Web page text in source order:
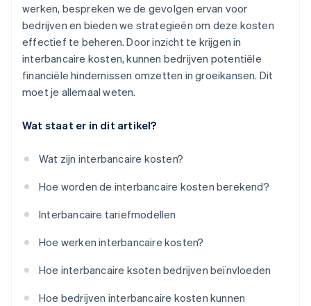
werken, bespreken we de gevolgen ervan voor
bedrijven en bieden we strategieën om deze kosten
effectief te beheren. Door inzicht te krijgen in
interbancaire kosten, kunnen bedrijven potentiële
financiële hindernissen omzetten in groeikansen. Dit
moet je allemaal weten.
Wat staat er in dit artikel?
Wat zijn interbancaire kosten?
Hoe worden de interbancaire kosten berekend?
Interbancaire tariefmodellen
Hoe werken interbancaire kosten?
Hoe interbancaire ksoten bedrijven beïnvloeden
Hoe bedrijven interbancaire kosten kunnen